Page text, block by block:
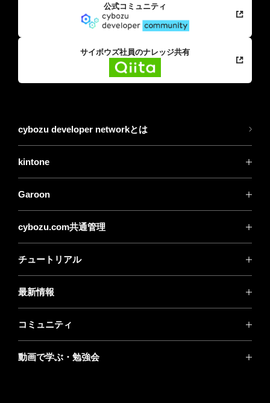
公式コミュニティ
サイボウズ社員のナレッジ共有
cybozu developer networkとは
kintone
Garoon
cybozu.com共通管理
チュートリアル
最新情報
コミュニティ
動画で学ぶ・勉強会